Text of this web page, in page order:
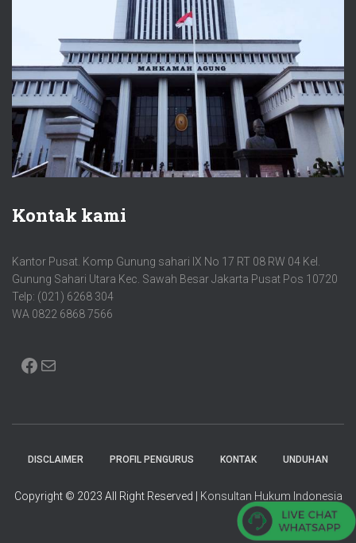
Kontak kami
Kantor Pusat. Komp Gunung sahari IX No 17 RT 08 RW 04 Kel.
Gunung Sahari Utara Kec. Sawah Besar Jakarta Pusat Pos 10720
Telp: (021) 6268 304
WA 0822 6868 7566
FACEBOOK
DISCLAIMER PROFIL PENGURUS KONTAK UNDUHAN
Copyright © 2023 All Right Reserved | Konsultan Hukum Indonesia